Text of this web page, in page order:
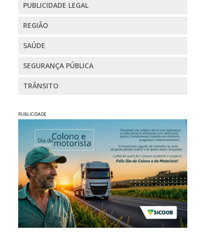
PUBLICIDADE LEGAL
REGIÃO
SAÚDE
SEGURANÇA PÚBLICA
TRÂNSITO
PUBLICIDADE